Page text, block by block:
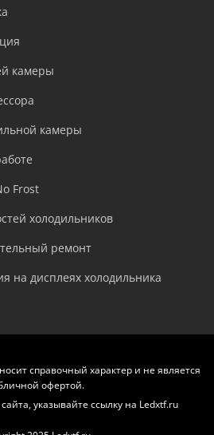
камеры
камеры
Frost
холодильников
ремонт
на дисплеях холодильника
справочный характер и не является
офертой.
указывайте ссылку на Ledxtf.ru